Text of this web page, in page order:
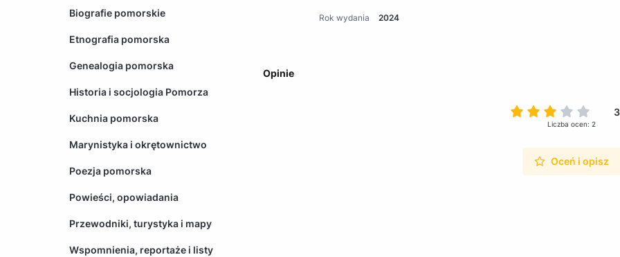
Biografie pomorskie
Etnografia pomorska
Genealogia pomorska
Historia i socjologia Pomorza
Kuchnia pomorska
Marynistyka i okrętownictwo
Poezja pomorska
Powieści, opowiadania
Przewodniki, turystyka i mapy
Wspomnienia, reportaże i listy
Rok wydania 2024
Opinie
Liczba ocen: 2
Oceń i opisz